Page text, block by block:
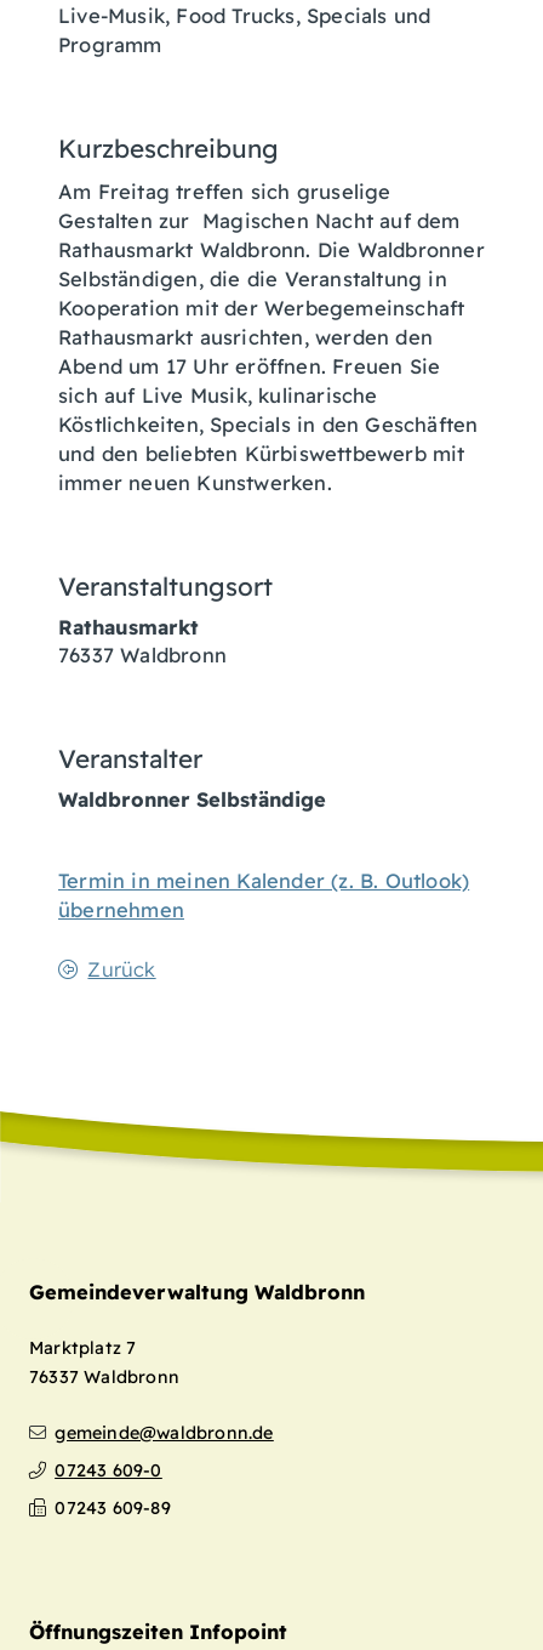
Live-Musik, Food Trucks, Specials und
Programm
Kurzbeschreibung
Am Freitag treffen sich gruselige
Gestalten zur Magischen Nacht auf dem
Rathausmarkt Waldbronn. Die Waldbronner
Selbständigen, die die Veranstaltung in
Kooperation mit der Werbegemeinschaft
Rathausmarkt ausrichten, werden den
Abend um 17 Uhr eröffnen. Freuen Sie
sich auf Live Musik, kulinarische
Köstlichkeiten, Specials in den Geschäften
und den beliebten Kürbiswettbewerb mit
immer neuen Kunstwerken.
Veranstaltungsort
Rathausmarkt
76337 Waldbronn
Veranstalter
Waldbronner Selbständige
Termin in meinen Kalender (z. B. Outlook)
übernehmen
Zurück
Gemeindeverwaltung Waldbronn
Marktplatz 7
76337 Waldbronn
gemeinde@waldbronn.de
07243 609-0
07243 609-89
Öffnungszeiten Infopoint